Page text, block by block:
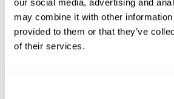
may combine it with other information
provided to them or that they’ve
of their services.
Zpět